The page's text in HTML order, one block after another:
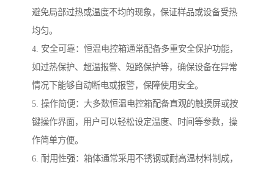
避免局部过热或温度不均的现象，保证样品或设备受热
均匀。
4. 安全可靠：恒温电控箱通常配备多重安全保护功能，
如过热保护、超温报警、短路保护等，确保设备在异常
情况下能够自动断电或报警，保障使用安全。
5. 操作简便：大多数恒温电控箱配备直观的触摸屏或按
键操作界面，用户可以轻松设定温度、时间等参数，操
作简单方便。
6. 耐用性强：箱体通常采用不锈钢或耐高温材料制成，